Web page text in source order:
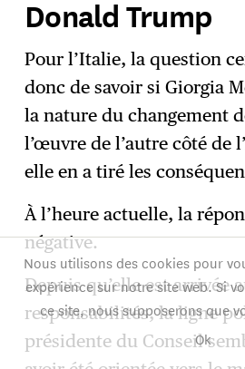
Donald Trump
Pour l’Italie, la question
donc de savoir si Giorgia
la nature du changement
l’œuvre de l’autre côté de
elle en a tiré les
À l’heure actuelle, la
négative.
Depuis qu’elle est arrivée
responsabilités, la ligne
présidente du Conseil
Nous utilisons des cookies pour
expérience sur notre site web. Si
ce site, nous supposerons que
Ok